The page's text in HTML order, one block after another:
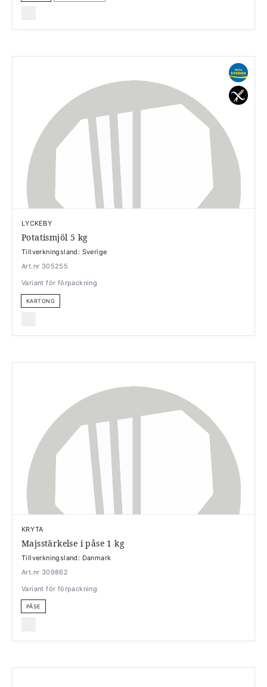
LYCKEBY
Potatismjöl 5 kg
Tillverkningsland: Sverige
Art.nr 305255
Variant för förpackning
KARTONG
KRYTA
Majsstärkelse i påse 1 kg
Tillverkningsland: Danmark
Art.nr 309862
Variant för förpackning
PÅSE